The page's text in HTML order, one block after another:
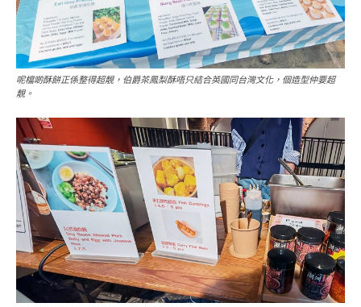
呢檔啲酥餅正係整得超靚，伯爵茶鳳梨酥唔只結合英國同台灣文化，個造型仲要超
靚。